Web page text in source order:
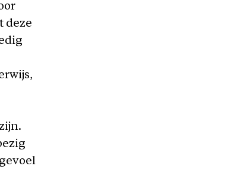
deze